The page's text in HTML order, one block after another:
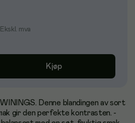
Ekskl. mva
Kjøp
Denne blandingen av sort
gir den perfekte kontrasten. -